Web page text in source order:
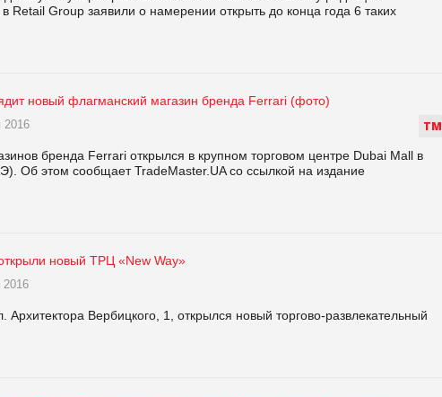
Retail Group заявили о намерении открыть до конца года 6 таких
ТМ
новый флагманский магазин бренда Ferrari (фото)
2016
бренда Ferrari открылся в крупном торговом центре Dubai Mall в
Об этом сообщает TradeMaster.UA со ссылкой на издание
новый ТРЦ «New Way»
2016
Вербицкого, 1, открылся новый торгово-развлекательный